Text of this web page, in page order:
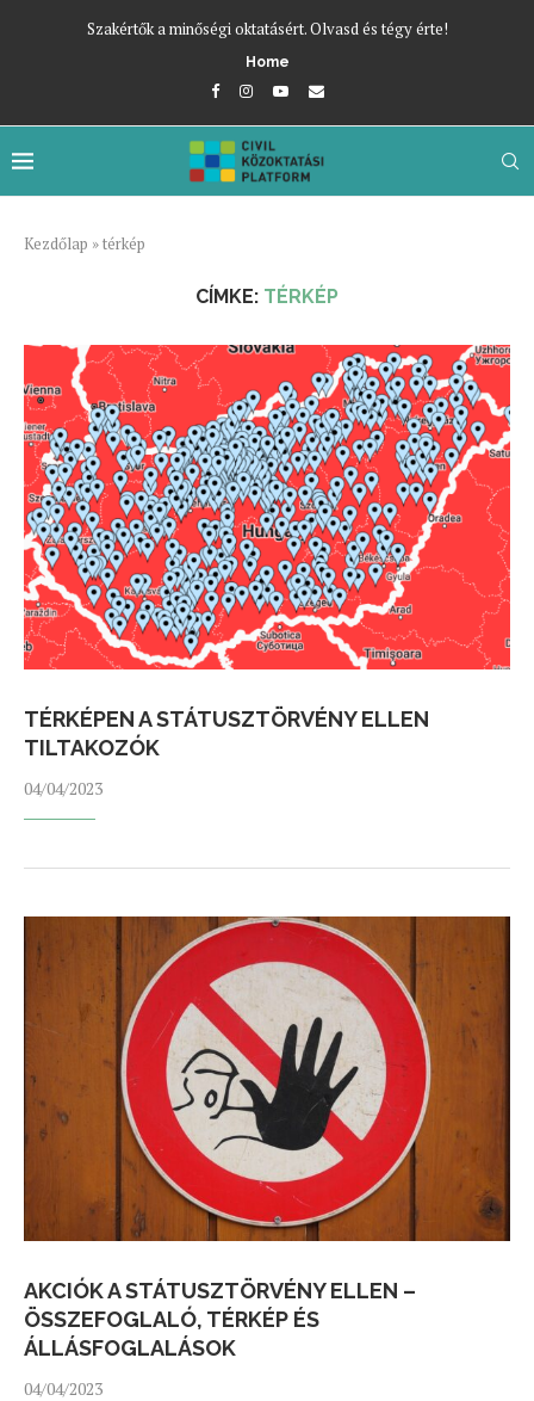
Szakértők a minőségi oktatásért. Olvasd és tégy érte!
Home
Kezdőlap »térkép
CÍMKE: TÉRKÉP
TÉRKÉPEN A STÁTUSZTÖRVÉNY ELLEN
TILTAKOZÓK
04/04/2023
AKCIÓK A STÁTUSZTÖRVÉNY ELLEN –
ÖSSZEFOGLALÓ, TÉRKÉP ÉS
ÁLLÁSFOGLALÁSOK
04/04/2023